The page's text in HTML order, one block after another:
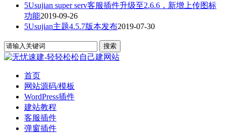
5Usujian super serv客服插件升级至2.6.6，新增上传图标
功能2019-09-26
5Usujian主题4.5.7版本发布2019-07-30
首页
网站源码/模板
WordPress插件
建站教程
客服插件
弹窗插件